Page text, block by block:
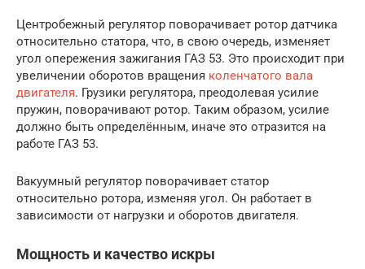
Центробежный регулятор поворачивает ротор датчика
относительно статора, что, в свою очередь, изменяет
угол опережения зажигания ГАЗ 53. Это происходит при
увеличении оборотов вращения коленчатого вала
двигателя. Грузики регулятора, преодолевая усилие
пружин, поворачивают ротор. Таким образом, усилие
должно быть определённым, иначе это отразится на
работе ГАЗ 53.
Вакуумный регулятор поворачивает статор
относительно ротора, изменяя угол. Он работает в
зависимости от нагрузки и оборотов двигателя.
Мощность и качество искры